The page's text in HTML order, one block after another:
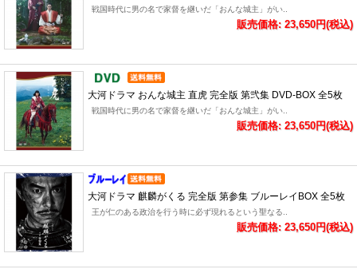
戦国時代に男の名で家督を継いだ「おんな城主」がい..
販売価格: 23,650円(税込)
大河ドラマ おんな城主 直虎 完全版 第弐集 DVD-BOX 全5枚
戦国時代に男の名で家督を継いだ「おんな城主」がい..
販売価格: 23,650円(税込)
大河ドラマ 麒麟がくる 完全版 第参集 ブルーレイBOX 全5枚
王が仁のある政治を行う時に必ず現れるという聖なる..
販売価格: 23,650円(税込)